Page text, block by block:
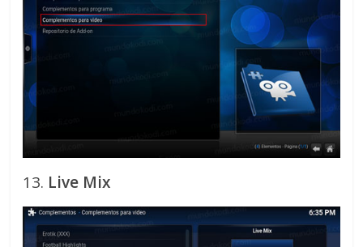
13. Live Mix